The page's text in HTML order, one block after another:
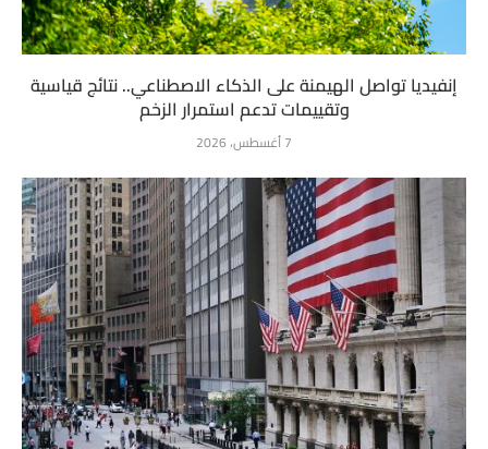
إنفيديا تواصل الهيمنة على الذكاء الاصطناعي.. نتائج قياسية
وتقييمات تدعم استمرار الزخم
7 أغسطس، 2026